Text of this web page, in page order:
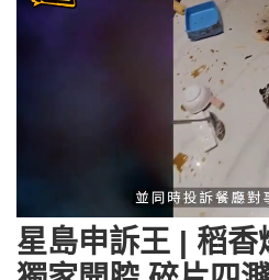
Loaded:
23.35%
星島申訴王 | 稻香